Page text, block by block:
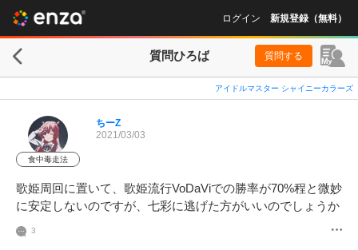
ログイン 新規登録（無料）
質問ひろば 質問する
アイドルマスター シャイニーカラーズ
食中毒走法
ちーZ
2021/03/03
歌姫周回に置いて、歌姫流行VoDaViでの勝率が70%程と微妙
に安定しないのですが、七彩に逃げた方がいいのでしょうか
3